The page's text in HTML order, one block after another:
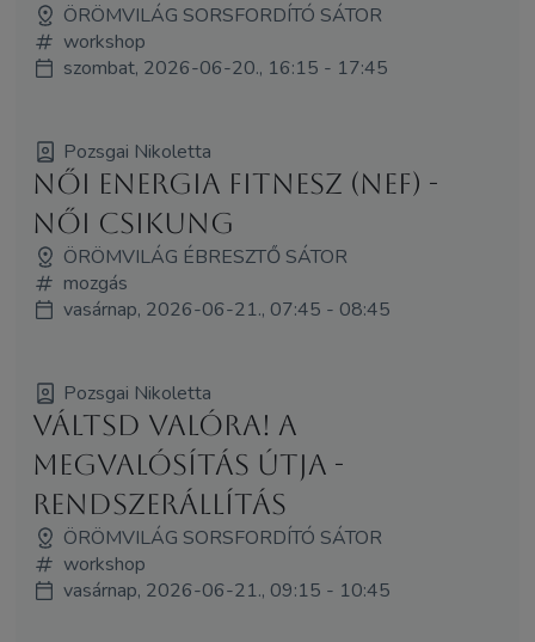
ÖRÖMVILÁG SORSFORDÍTÓ SÁTOR
workshop
szombat, 2026-06-20., 16:15 - 17:45
Pozsgai Nikoletta
Női Energia Fitnesz (NEF) -
Női Csikung
ÖRÖMVILÁG ÉBRESZTŐ SÁTOR
mozgás
vasárnap, 2026-06-21., 07:45 - 08:45
Pozsgai Nikoletta
Váltsd Valóra! A
megvalósítás útja -
rendszerállítás
ÖRÖMVILÁG SORSFORDÍTÓ SÁTOR
workshop
vasárnap, 2026-06-21., 09:15 - 10:45